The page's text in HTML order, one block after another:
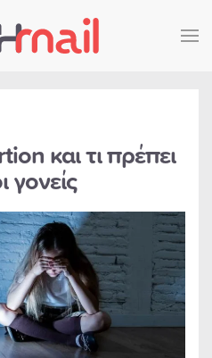
και τι πρέπει